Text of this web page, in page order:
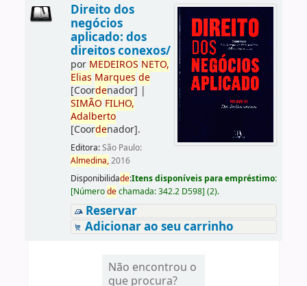
Direito dos
negócios
aplicado: dos
direitos conexos/
por MEDEIROS NETO,
Elias Marques de
[Coordenador] |
SIMÃO FILHO,
Adalberto
[Coordenador].
Editora:São Paulo:
Almedina,2016
Disponibilidade:Itens disponíveis para empréstimo:
[Númerodechamada:342.2 D598] (2).
Reservar
Adicionar ao seu carrinho
Não encontrou o
que procura?